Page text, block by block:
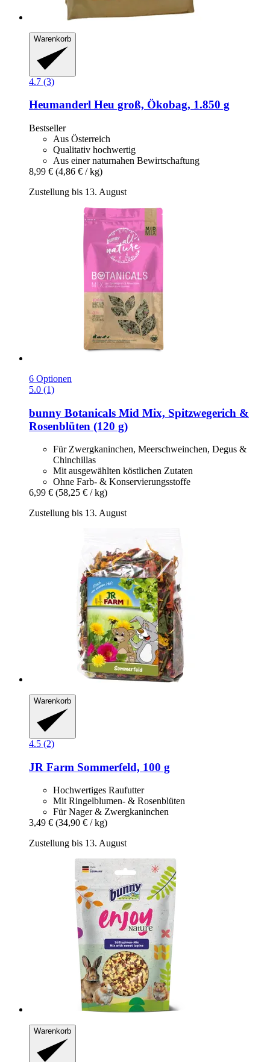
Warenkorb
4.7 (3)
Heumanderl Heu groß, Ökobag, 1.850 g
Bestseller
Aus Österreich
Qualitativ hochwertig
Aus einer naturnahen Bewirtschaftung
8,99 € (4,86 € / kg)
Zustellung bis 13. August
6 Optionen
5.0 (1)
bunny Botanicals Mid Mix, Spitzwegerich &
Rosenblüten (120 g)
Für Zwergkaninchen, Meerschweinchen, Degus &
Chinchillas
Mit ausgewählten köstlichen Zutaten
Ohne Farb- & Konservierungsstoffe
6,99 € (58,25 € / kg)
Zustellung bis 13. August
Warenkorb
4.5 (2)
JR Farm Sommerfeld, 100 g
Hochwertiges Raufutter
Mit Ringelblumen- & Rosenblüten
Für Nager & Zwergkaninchen
3,49 € (34,90 € / kg)
Zustellung bis 13. August
Warenkorb